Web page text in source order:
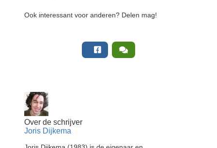
Ook interessant voor anderen? Delen mag!
Over de schrijver
Joris Dijkema